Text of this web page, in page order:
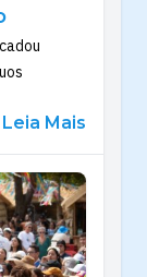
Leia Mais